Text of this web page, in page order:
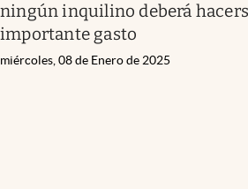
ningún inquilino deberá
importante gasto
miércoles, 08 de Enero de 2025